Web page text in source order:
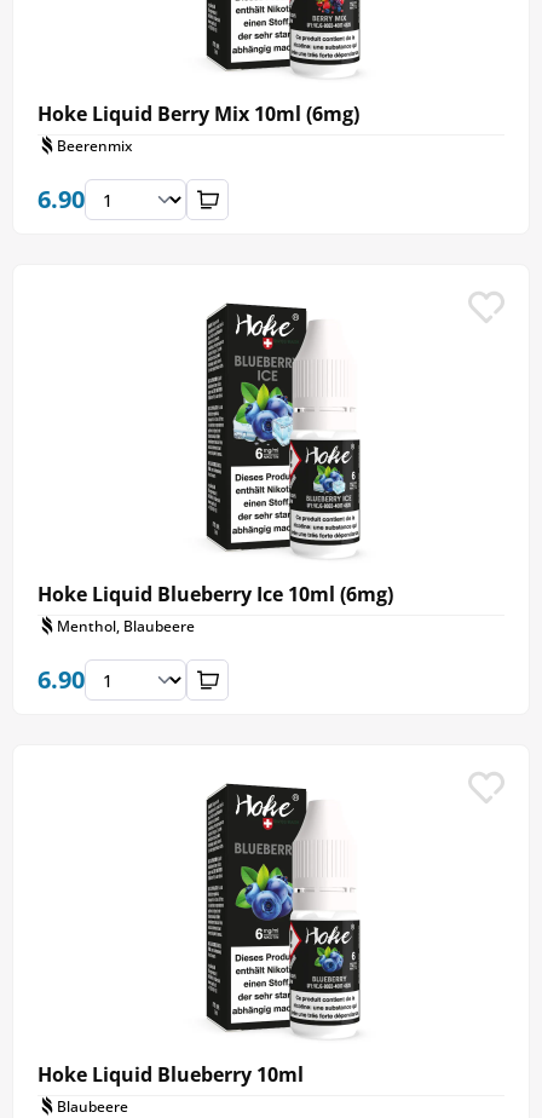
Hoke Liquid Berry Mix 10ml (6mg)
Beerenmix
6.90
Hoke Liquid Blueberry Ice 10ml (6mg)
Menthol, Blaubeere
6.90
Hoke Liquid Blueberry 10ml
Blaubeere